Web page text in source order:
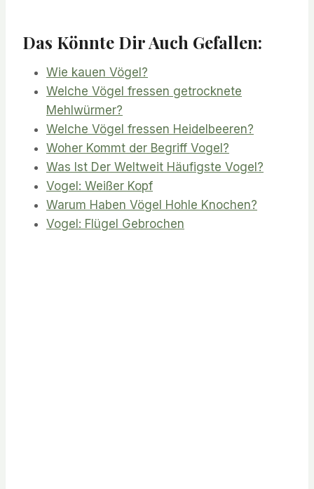
Das Könnte Dir Auch Gefallen:
Wie kauen Vögel?
Welche Vögel fressen getrocknete
Mehlwürmer?
Welche Vögel fressen Heidelbeeren?
Woher Kommt der Begriff Vogel?
Was Ist Der Weltweit Häufigste Vogel?
Vogel: Weißer Kopf
Warum Haben Vögel Hohle Knochen?
Vogel: Flügel Gebrochen